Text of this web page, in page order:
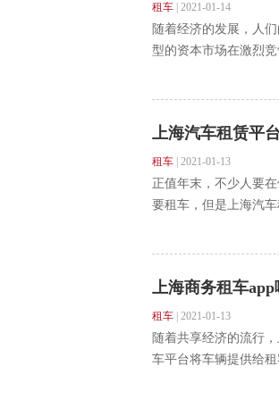
租车| 2021-01-14
随着经济的发展，人
型的资本市场在激烈
上海汽车租赁平
租车| 2021-01-13
正值年末，不少人要
要租车，但是上海汽
上海商务租车
租车| 2021-01-13
随着共享经济的流行
车平台将车辆提供给